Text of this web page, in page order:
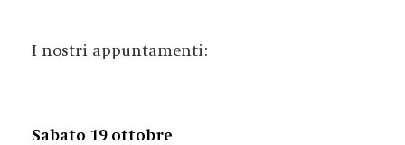
I nostri appuntamenti:
Sabato 19 ottobre